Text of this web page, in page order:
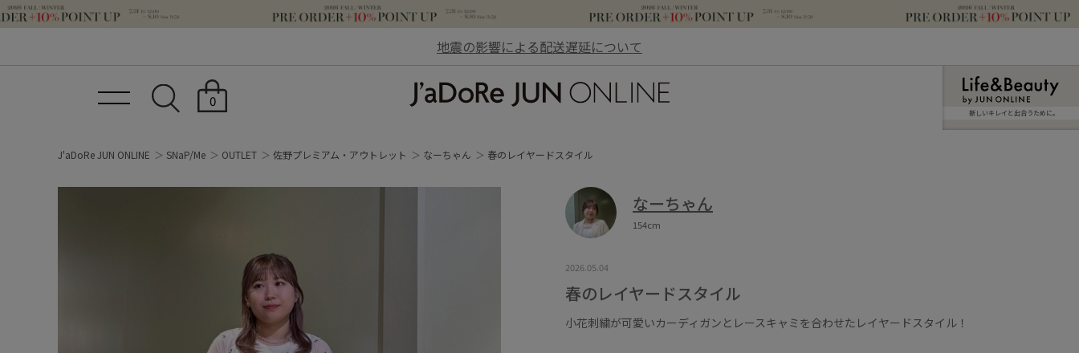
地震の影響による配送遅延について
0
新しいキレイと出合うために。
J'aDoRe JUN ONLINE SNaP/Me OUTLET 佐野プレミアム・アウトレット なーちゃん 春のレイヤードスタイル
なーちゃん
154cm
2026.05.04
春のレイヤードスタイル
小花刺繍が可愛いカーディガンとレースキャミを合わせたレイヤードスタイル！